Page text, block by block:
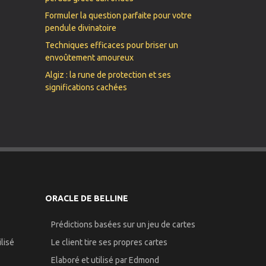
Formuler la question parfaite pour votre
pendule divinatoire
Techniques efficaces pour briser un
envoûtement amoureux
Algiz : la rune de protection et ses
significations cachées
ORACLE DE BELLINE
Prédictions basées sur un jeu de cartes
Le client tire ses propres cartes
Elaboré et utilisé par Edmond